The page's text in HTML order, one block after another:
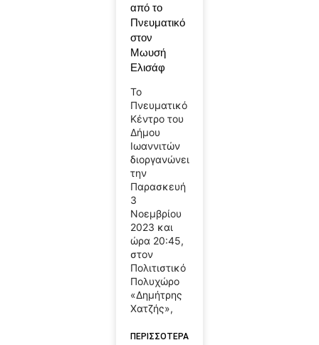
από το
Πνευματικό
στον
Μωυσή
Ελισάφ
Το
Πνευματικό
Κέντρο του
Δήμου
Ιωαννιτών
διοργανώνει
την
Παρασκευή
3
Νοεμβρίου
2023 και
ώρα 20:45,
στον
Πολιτιστικό
Πολυχώρο
«Δημήτρης
Χατζής»,
ΠΕΡΙΣΣΟΤΕΡΑ